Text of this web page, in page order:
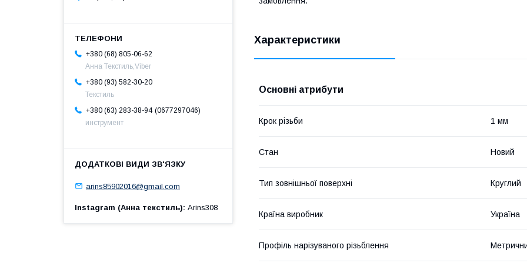
Характеристики
Основні атрибути
Крок різьби 1 мм
Стан Новий
Тип зовнішньої поверхні Круглий
Країна виробник Україна
Профіль нарізуваного різьблення
+380 (68) 805-06-62
Анна Текстиль,Viber
+380 (93) 582-30-20
Текстиль
+380 (63) 283-38-94 0677297046
инструмент
arins85902016@gmail.com
Instagram (Анна текстиль) Arins308